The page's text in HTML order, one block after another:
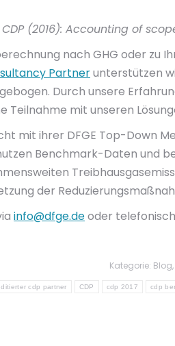
(2016): Accounting of
nach GHG oder zu
Partnerunterstützen
Durch unsere
Teilnahme mit unseren
mit ihrer DFGE Top-Down
Benchmark-Daten und
der
info@dfge.deoder telefonisch
Kategorie: Blog,
cdp partner CDP cdp 2017 cdp